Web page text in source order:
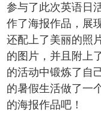
参与了此次英语日
作了海报作品，展
还配上了美丽的照
的图片，并且附上
的活动中锻炼了自
的暑假生活做了一
的海报作品吧！